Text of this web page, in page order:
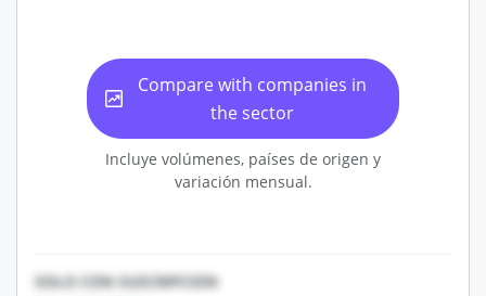
Compare with companies in
the sector
Incluye volúmenes, países de origen y
variación mensual.
SOLO CON SUSCRIPCION